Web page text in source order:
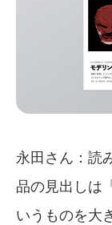
永田さん：読
品の見出しは
いうものを大